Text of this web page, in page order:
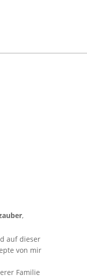
,
auf dieser
von mir
Familie